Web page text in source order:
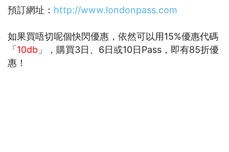
預訂網址： http://www.londonpass.com
如果買唔切呢個快閃優惠，依然可以用15%優惠代碼
「 10db 」，購買3日、6日或10日Pass，即有85折優
惠！